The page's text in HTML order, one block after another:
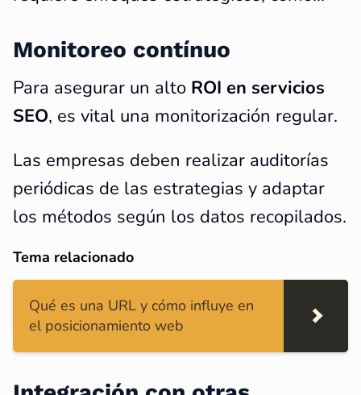
Monitoreo contínuo
Para asegurar un alto ROI en servicios
SEO, es vital una monitorización regular.
Las empresas deben realizar auditorías
periódicas de las estrategias y adaptar
los métodos según los datos recopilados.
Tema relacionado
Qué es una URL y cómo influye en
el posicionamiento web